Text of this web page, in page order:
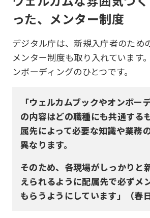
った、メンター制度
デジタル庁は、新規入庁者のため
メンター制度も取り入れています
ンボーディングのひとつです。
「ウェルカムブックやオンボー
の内容はどの職種にも共通する
属先によって必要な知識や業務
異なります。
そのため、各現場がしっかりと
えられるように配属先で必ずメ
もらうようにしています」（春日